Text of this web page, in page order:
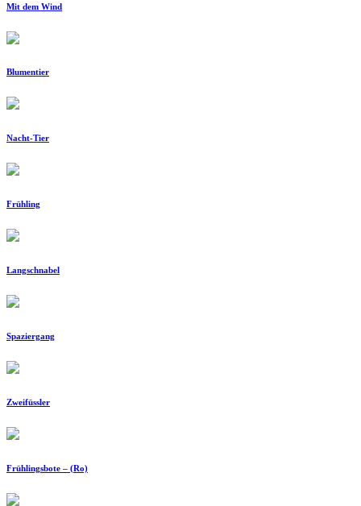
Mit dem Wind
Blumentier
Nacht-Tier
Frühling
Langschnabel
Spaziergang
Zweifüssler
Frühlingsbote – (Ro)